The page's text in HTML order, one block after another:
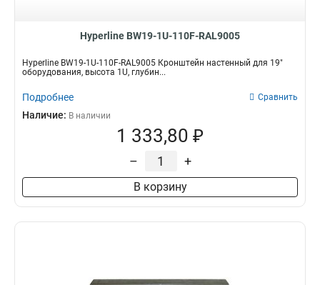
Hyperline BW19-1U-110F-RAL9005
Hyperline BW19-1U-110F-RAL9005 Кронштейн настенный для 19"
оборудования, высота 1U, глубин...
Подробнее Сравнить
Наличие: В наличии
1 333,80 ₽
– +
В корзину